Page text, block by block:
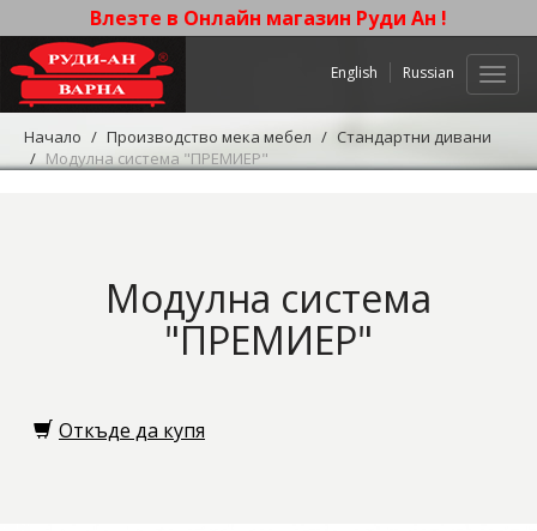
Влезте в Онлайн магазин Руди Ан !
English Russian
Начало Производство мека мебел
Стандартни дивани
Модулна система "ПРЕМИЕР"
Модулна система
"ПРЕМИЕР"
Откъде да купя